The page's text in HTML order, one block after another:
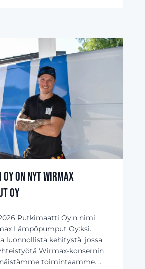
on nyt Wirmax
Oy
Putkimaatti Oy:n nimi
Lämpöpumput Oy:ksi.
luonnollista kehitystä, jossa
Wirmax-konsernin
toimintaamme. ...